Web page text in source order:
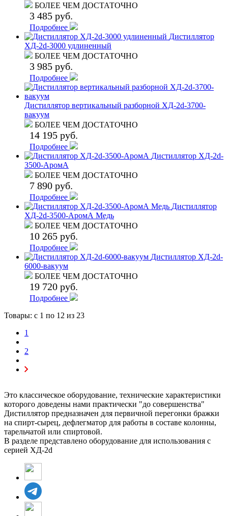
БОЛЕЕ ЧЕМ ДОСТАТОЧНО
3 485 руб.
Подробнее
Дистиллятор
ХД-2d-3000 удлиненный
БОЛЕЕ ЧЕМ ДОСТАТОЧНО
3 985 руб.
Подробнее
Дистиллятор вертикальный разборной ХД-2d-3700-
вакуум
БОЛЕЕ ЧЕМ ДОСТАТОЧНО
14 195 руб.
Подробнее
Дистиллятор ХД-2d-
3500-АромА
БОЛЕЕ ЧЕМ ДОСТАТОЧНО
7 890 руб.
Подробнее
Дистиллятор
ХД-2d-3500-АромА Медь
БОЛЕЕ ЧЕМ ДОСТАТОЧНО
10 265 руб.
Подробнее
Дистиллятор ХД-2d-
6000-вакуум
БОЛЕЕ ЧЕМ ДОСТАТОЧНО
19 720 руб.
Подробнее
Товары: с 1 по 12 из 23
1
2
Это классическое оборудование, технические характеристики
которого доведены нами практически "до совершенства"
Дистиллятор предназначен для первичной перегонки бражки
на спирт-сырец, дефлегматор для работы в составе колонны,
тарельчатой или спиртовой.
В разделе представлено оборудование для использования с
серией ХД-2d